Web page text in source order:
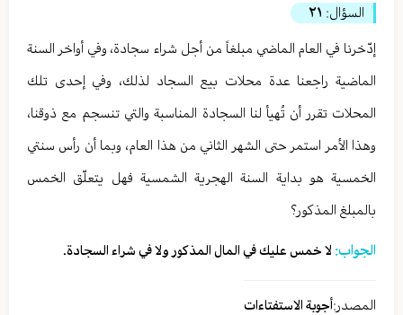
السؤال: ٢١
إدّخرنا في العام الماضي مبلغاً من أجل شراء سجادة، وفي أواخر السنة
الماضية راجعنا عدة محلات بيع السجاد لذلك، وفي إحدى تلك
المحلات تقرر أن تُهيأ لنا السجادة المناسبة والتي تنسجم مع ذوقنا،
وهذا الأمر استمر حتى الشهر الثاني من هذا العام، وبما أن رأس سنتي
الخمسية هو بداية السنة الهجرية الشمسية فهل يتعلّق الخمس
بالمبلغ المذكور؟
الجواب: لا خمس عليك في المال المذكور ولا في شراء السجادة.
المصدر:أجوبة الاستفتاءات